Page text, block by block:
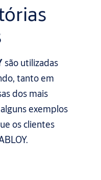
são utilizadas
tanto em
dos mais
exemplos
os clientes